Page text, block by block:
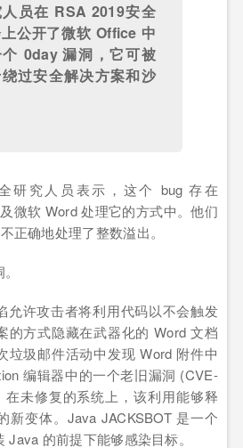
员在 RSA 2019安全
公开了微软 Office 中
0day漏洞，它可被
过安全解决方案和沙
研究人员表示，这个 bug 存在
微软 Word 处理它的方式中。他们
正确地处理了整数溢出。
允许攻击者将利用代码以不会触发
的方式隐藏在武器化的 Word 文档
垃圾邮件活动中发现 Word 附件中
编辑器中的一个老旧漏洞 (CVE-
在未修复的系统上，该利用能够释
新变体。Java JACKSBOT 是一个
的前提下能够感染目标。